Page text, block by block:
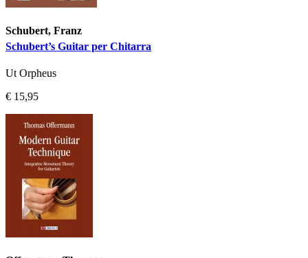
Schubert, Franz
Schubert’s Guitar per Chitarra
Ut Orpheus
€ 15,95